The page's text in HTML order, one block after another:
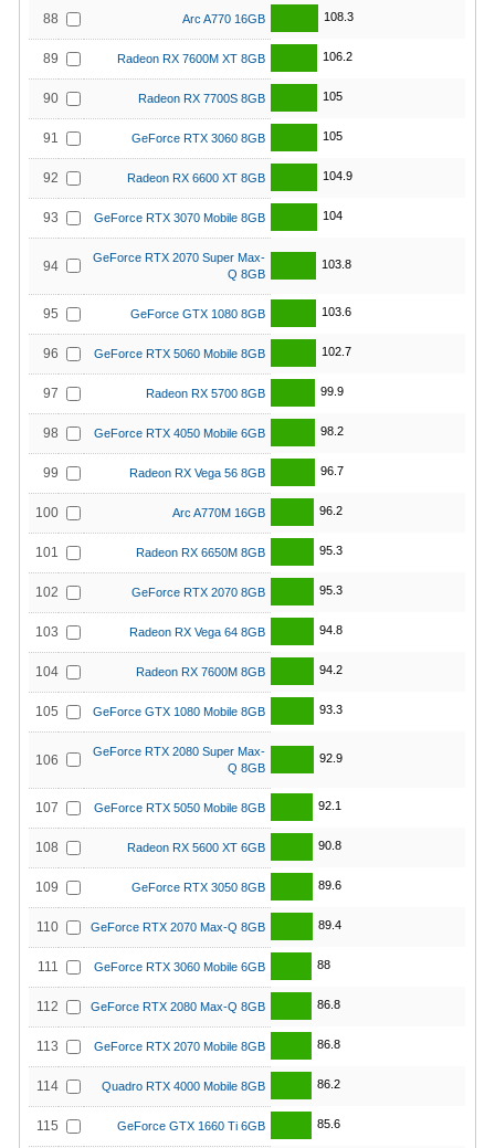
88 Arc A770 16GB 108.3
89 Radeon RX 7600M XT 8GB 106.2
90 Radeon RX 7700S 8GB 105
91 GeForce RTX 3060 8GB 105
92 Radeon RX 6600 XT 8GB 104.9
93 GeForce RTX 3070 Mobile 8GB 104
94
GeForce RTX 2070 Super Max-
Q 8GB
103.8
95 GeForce GTX 1080 8GB 103.6
96 GeForce RTX 5060 Mobile 8GB 102.7
97 Radeon RX 5700 8GB 99.9
98 GeForce RTX 4050 Mobile 6GB 98.2
99 Radeon RX Vega 56 8GB 96.7
100 Arc A770M 16GB 96.2
101 Radeon RX 6650M 8GB 95.3
102 GeForce RTX 2070 8GB 95.3
103 Radeon RX Vega 64 8GB 94.8
104 Radeon RX 7600M 8GB 94.2
105 GeForce GTX 1080 Mobile 8GB 93.3
106
GeForce RTX 2080 Super Max-
Q 8GB
92.9
107 GeForce RTX 5050 Mobile 8GB 92.1
108 Radeon RX 5600 XT 6GB 90.8
109 GeForce RTX 3050 8GB 89.6
110 GeForce RTX 2070 Max-Q 8GB 89.4
111 GeForce RTX 3060 Mobile 6GB 88
112 GeForce RTX 2080 Max-Q 8GB 86.8
113 GeForce RTX 2070 Mobile 8GB 86.8
114 Quadro RTX 4000 Mobile 8GB 86.2
115 GeForce GTX 1660 Ti 6GB 85.6